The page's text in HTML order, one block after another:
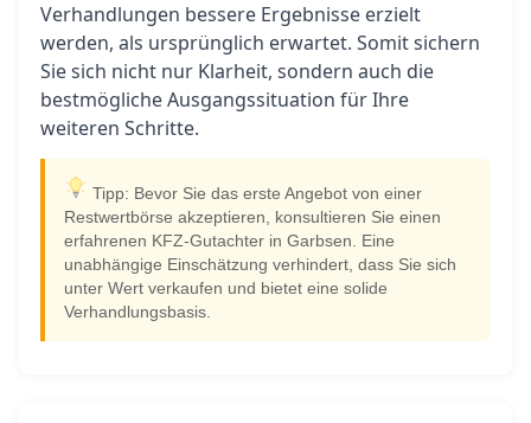
Verhandlungen bessere Ergebnisse erzielt
werden, als ursprünglich erwartet. Somit sichern
Sie sich nicht nur Klarheit, sondern auch die
bestmögliche Ausgangssituation für Ihre
weiteren Schritte.
Tipp: Bevor Sie das erste Angebot von einer
Restwertbörse akzeptieren, konsultieren Sie einen
erfahrenen KFZ-Gutachter in Garbsen. Eine
unabhängige Einschätzung verhindert, dass Sie sich
unter Wert verkaufen und bietet eine solide
Verhandlungsbasis.